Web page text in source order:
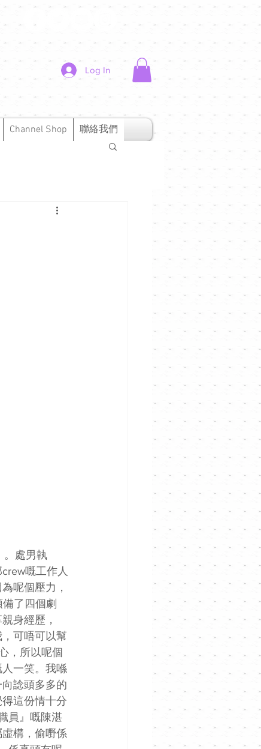
Log In
Channel Shop 聯絡我們
。處男執
嘅工作人
呢個壓力，
了四個劇
身經歷，
可唔可以幫
，所以呢個
一笑。我喺
諗頭多多的
這份情十分
員』嘅陳湛
構，偷嘢係